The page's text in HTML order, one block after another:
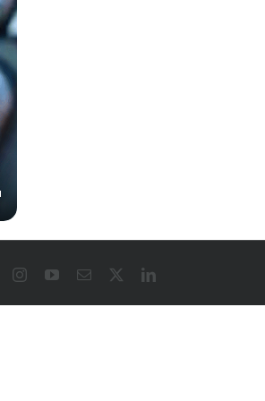
FacebookInstagramYouTubeEmail LinkedIn